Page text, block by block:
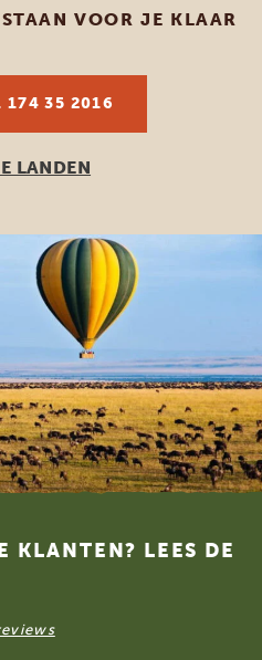
VOOR JE KLAAR
174 35 2016
LANDEN
KLANTEN? LEES DE